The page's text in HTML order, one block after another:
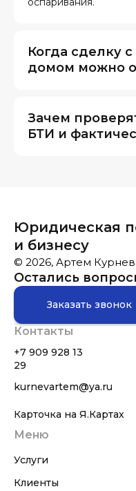
Когда сделку
домом можно
Зачем
БТИ и
Юридическая
и бизнесу
© 2026, Артем Курнев
Остались
Заказать звонок
Контакты
+7 909 928 13
29
kurnevartem@ya.ru
Карточка на Я.Картах
Меню
Услуги
Клиенты